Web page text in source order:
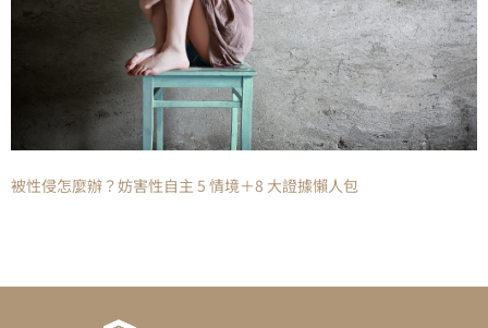
被性侵怎麼辦？妨害性自主 5 情境＋8 大證據懶人包